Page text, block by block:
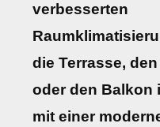
verbesserten
die Terrasse,
oder den Balkon
mit einer